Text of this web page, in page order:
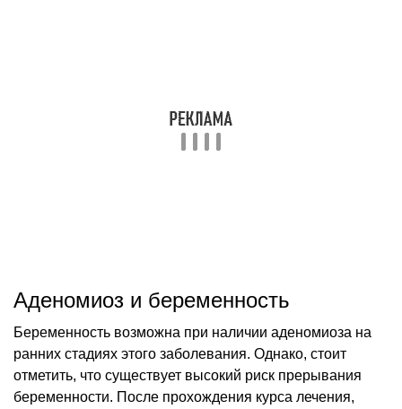
Аденомиоз и беременность
Беременность возможна при наличии аденомиоза на
ранних стадиях этого заболевания. Однако, стоит
отметить, что существует высокий риск прерывания
беременности. После прохождения курса лечения,